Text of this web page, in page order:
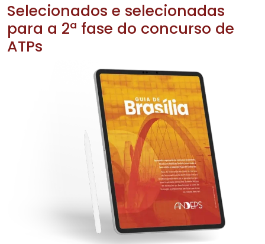
Selecionados e selecionadas
para a 2ª fase do concurso de
ATPs